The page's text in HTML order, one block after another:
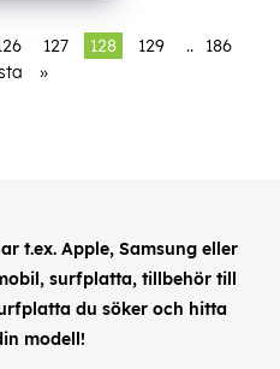
127 128 129 ..
186
»
t.ex. Apple, Samsung eller
surfplatta, tillbehör till
du söker och hitta
modell!